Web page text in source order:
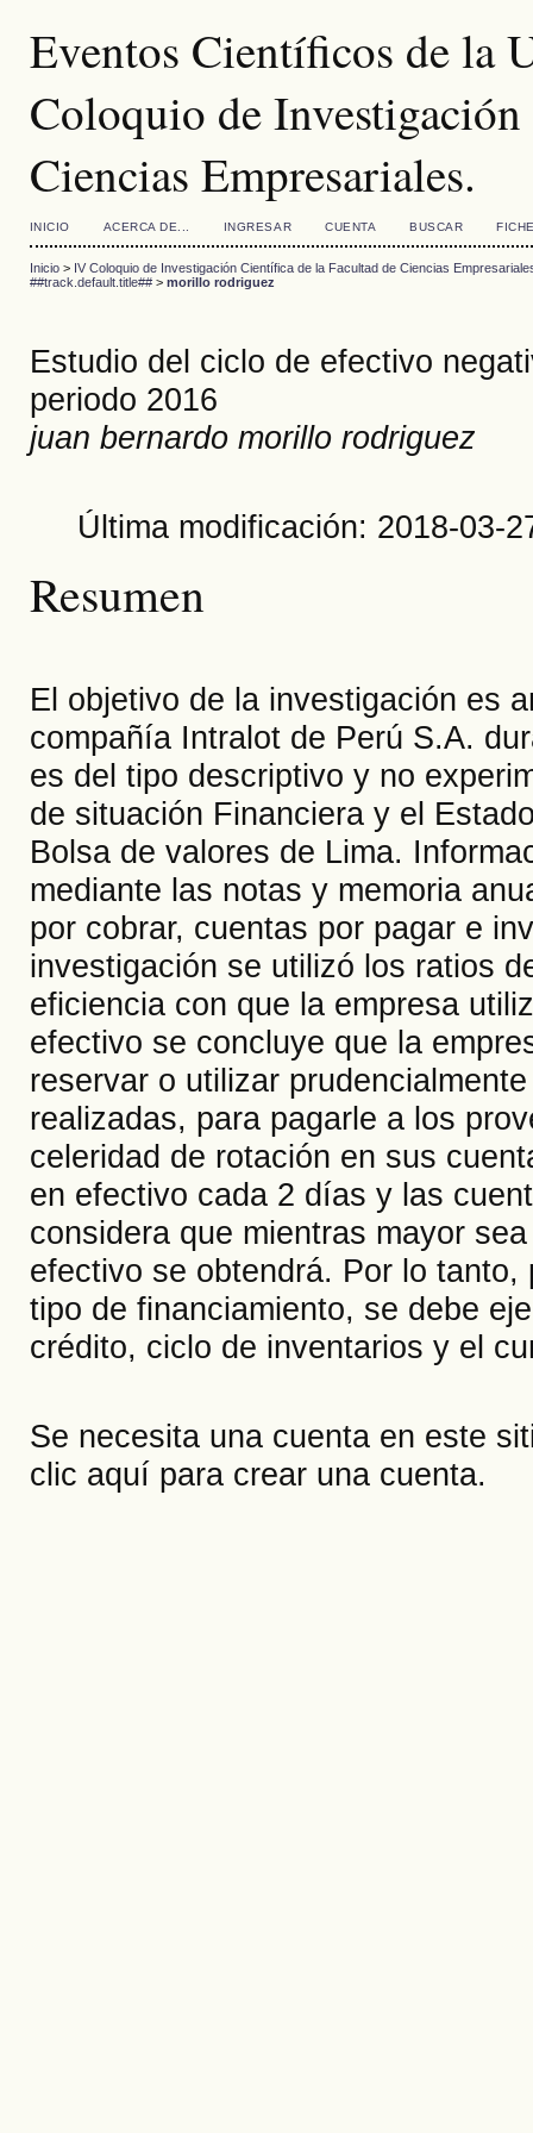
Eventos Científicos de la
Coloquio de
Ciencias Empresariales.
INICIO ACERCA DE... INGRESAR CUENTA BUSCAR
Inicio> IV Coloquio de Investigación Científica de la Facultad de Ciencias
##track.default.title##> morillo rodriguez
Estudio del ciclo de efectivo
periodo 2016
juan bernardo morillo rodriguez
Última modificación: 2018-03-
Resumen
El objetivo de la investigación es
compañía Intralot de Perú S.A.
es del tipo descriptivo y no
de situación Financiera y el
Bolsa de valores de Lima.
mediante las notas y memoria
por cobrar, cuentas por pagar e
investigación se utilizó los ratios
eficiencia con que la empresa
efectivo se concluye que la
reservar o utilizar
realizadas, para pagarle a los
celeridad de rotación en sus
en efectivo cada 2 días y las
considera que mientras mayor
efectivo se obtendrá. Por lo
tipo de financiamiento, se debe
crédito, ciclo de inventarios y el
Se necesita una cuenta en este
clic aquí para crear una cuenta.